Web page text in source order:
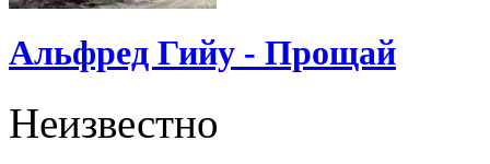
Альфред Гийу - Прощай
Неизвестно